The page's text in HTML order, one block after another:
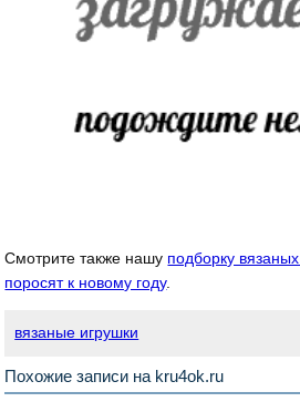
Смотрите также нашу подборку
поросят к новому году.
вязаные игрушки
Похожие записи на kru4ok.ru